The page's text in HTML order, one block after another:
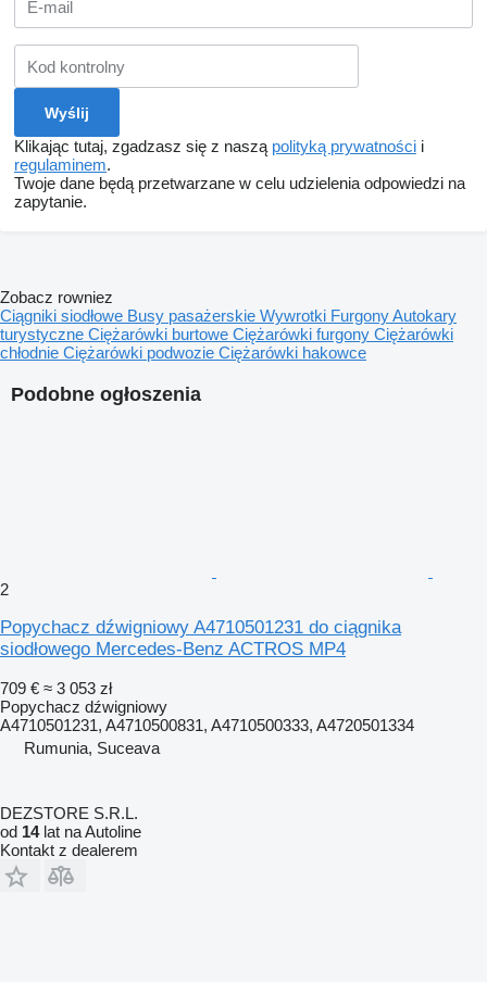
Klikając tutaj, zgadzasz się z naszą polityką prywatności i
regulaminem.
Twoje dane będą przetwarzane w celu udzielenia odpowiedzi na
zapytanie.
Podobne ogłoszenia
2
Popychacz dźwigniowy A4710501231 do ciągnika
siodłowego Mercedes-Benz ACTROS MP4
709 € ≈ 3 053 zł
Popychacz dźwigniowy
A4710501231, A4710500831, A4710500333, A4720501334
Rumunia, Suceava
DEZSTORE S.R.L.
od 14lat na Autoline
Kontakt z dealerem
Zobacz rowniez
Ciągniki siodłowe Busy pasażerskie Wywrotki FurgonyAutokary
turystyczne Ciężarówki burtowe Ciężarówki furgony Ciężarówki
chłodnie Ciężarówki podwozie Ciężarówki hakowce